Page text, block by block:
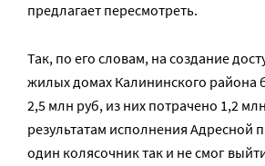
предлагает пересмотреть.
Так, по его словам, на создание
жилых домах Калининского
2,5 млн руб, из них потрачено 1,2
результатам исполнения Адресной
один колясочник так и не смог